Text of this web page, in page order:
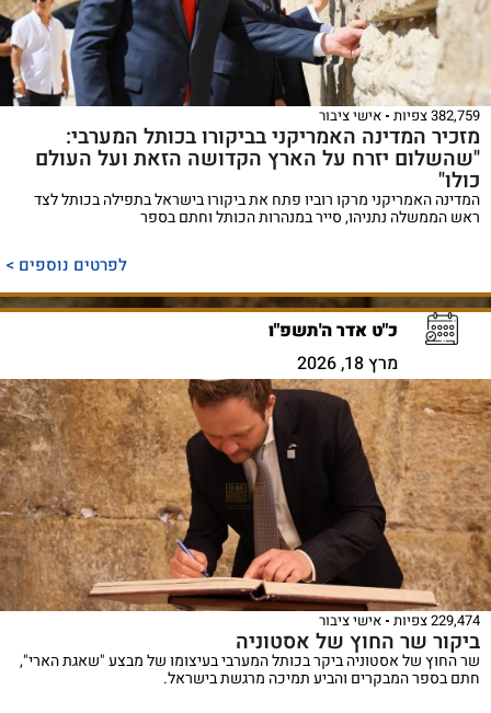
382,759 צפיות אישי ציבור
מזכיר המדינה האמריקני בביקורו בכותל המערבי:
"שהשלום יזרח על הארץ הקדושה הזאת ועל העולם
כולו"
המדינה האמריקני מרקו רוביו פתח את ביקורו בישראל בתפילה בכותל לצד
ראש הממשלה נתניהו, סייר במנהרות הכותל וחתם בספר
לפרטים נוספים >
כ"ט אדר ה'תשפ"ו
מרץ 18, 2026
229,474 צפיות אישי ציבור
ביקור שר החוץ של אסטוניה
שר החוץ של אסטוניה ביקר בכותל המערבי בעיצומו של מבצע "שאגת הארי",
חתם בספר המבקרים והביע תמיכה מרגשת בישראל.